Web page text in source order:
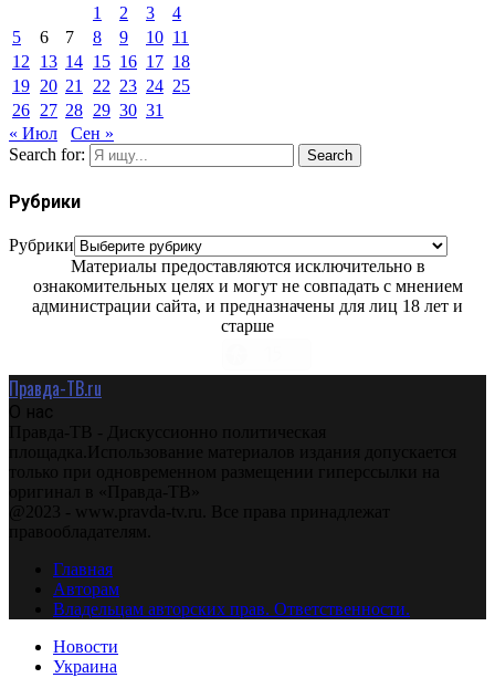
1
2 3
4
5
6 7 8 9 10 11
12
13 14 15 16 17 18
19 20 21 22 23 24 25
26 27 28 29 30 31
« Июл
Сен »
Search for:
Search
Рубрики
Рубрики
Материалы предоставляются исключительно в
ознакомительных целях и могут не совпадать с мнением
администрации сайта, и предназначены для лиц 18 лет и
старше
Правда-ТВ.ru
О нас
Правда-ТВ - Дискуссионно политическая
площадка.Использование материалов издания допускается
только при одновременном размещении гиперссылки на
оригинал в «Правда-ТВ»
@2023 - www.pravda-tv.ru. Все права принадлежат
правообладателям.
Главная
Авторам
Владельцам авторских прав. Ответственности.
Новости
Украина